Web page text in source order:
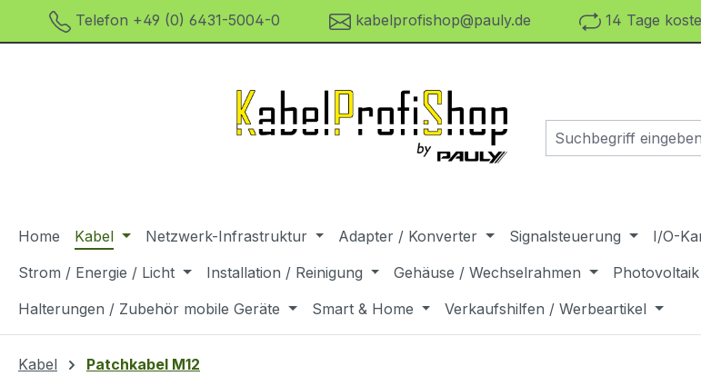
Hauptinhalt springen
Zur Suche springen
Zur Hauptnavigation springen
Telefon +49 (0) 6431-5004-0 kabelprofishop@pauly.de 14 Tage
Home Kabel Netzwerk-Infrastruktur Adapter / Konverter Signalsteuerung I/O-
Strom / Energie / Licht
Installation / Reinigung Gehäuse / Wechselrahmen
Halterungen / Zubehör mobile Geräte
Smart & Home Verkaufshilfen / Werbeartikel
Kabel Patchkabel M12